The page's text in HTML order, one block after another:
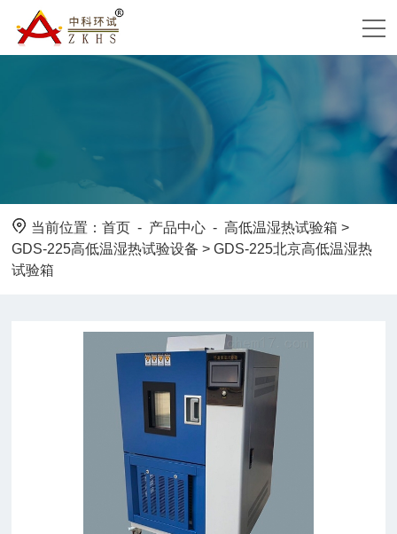
当前位置：首页 - 产品中心 -高低温湿热试验箱 >
GDS-225高低温湿热试验设备 > GDS-225北京高低温湿热
试验箱